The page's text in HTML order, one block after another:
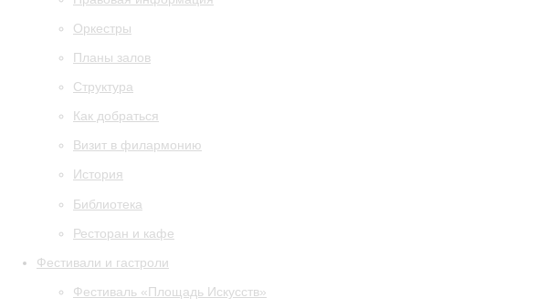
Оркестры
Планы залов
Структура
Как добраться
Визит в филармонию
История
Библиотека
Ресторан и кафе
Фестивали и гастроли
Фестиваль «Площадь Искусств»